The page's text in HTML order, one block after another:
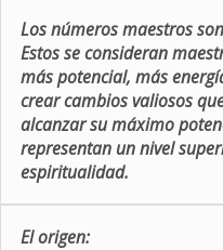
Los números maestros
Estos se consideran
más potencial, más
crear cambios valiosos
alcanzar su máximo
representan un nivel
espiritualidad.
El origen: